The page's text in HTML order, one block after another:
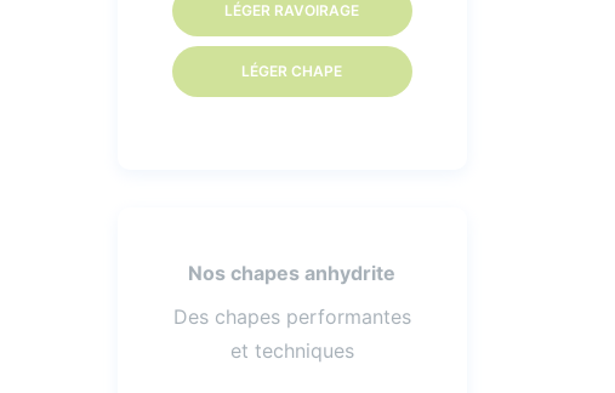
LÉGER RAVOIRAGE
LÉGER CHAPE
Nos chapes anhydrite
Des chapes performantes
et techniques